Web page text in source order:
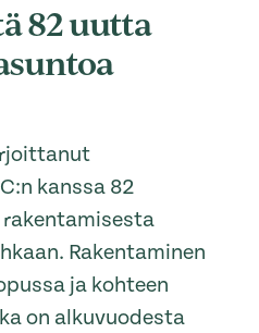
82 uutta
kanssa 82
Rakentaminen
ja kohteen
on alkuvuodesta